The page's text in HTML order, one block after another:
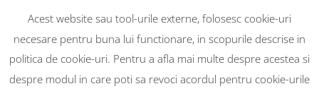
RON 0
Acest website sau tool-urile externe, folosesc cookie-uri
necesare pentru buna lui functionare, in scopurile descrise in
politica de cookie-uri. Pentru a afla mai multe despre acestea si
despre modul in care poti sa revoci acordul pentru cookie-urile